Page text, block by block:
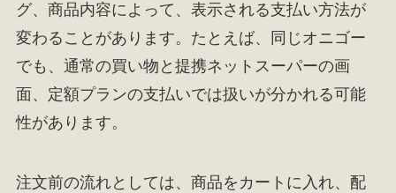
グ、商品内容によって、表示される支払い方法が
変わることがあります。たとえば、同じオニゴー
でも、通常の買い物と提携ネットスーパーの画
面、定額プランの支払いでは扱いが分かれる可能
性があります。
注文前の流れとしては、商品をカートに入れ、配